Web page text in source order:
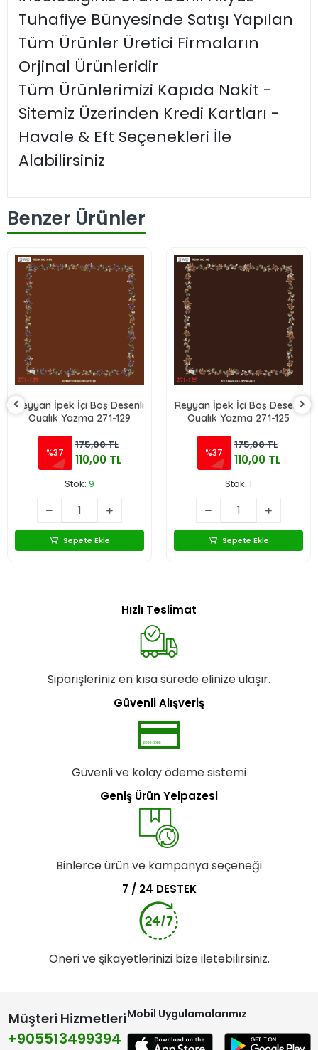
Tuhafiye Bünyesinde Satışı Yapılan
Tüm Ürünler Üretici Firmaların
Orjinal Ürünleridir
Tüm Ürünlerimizi Kapıda Nakit -
Sitemiz Üzerinden Kredi Kartları -
Havale & Eft Seçenekleri İle
Alabilirsiniz
Benzer Ürünler
Reyyan İpek İçi Boş Desenli
Oyalık Yazma 271-129
%37
175,00 TL
110,00 TL
Stok: 9
Sepete Ekle
Reyyan İpek İçi Boş Desenli
Oyalık Yazma 271-125
%37
175,00 TL
110,00 TL
Stok: 1
Sepete Ekle
Hızlı Teslimat
Siparişleriniz en kısa sürede elinize ulaşır.
Güvenli Alışveriş
Güvenli ve kolay ödeme sistemi
Geniş Ürün Yelpazesi
Binlerce ürün ve kampanya seçeneği
7 / 24 DESTEK
Öneri ve şikayetlerinizi bize iletebilirsiniz.
Müşteri Hizmetleri
+905513499394
Mobil Uygulamalarımız